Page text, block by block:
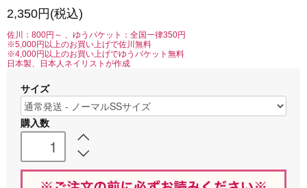
2,350円(税込)
佐川：800円～ 、ゆうパケット：全国一律350円
※5,000円以上のお買い上げで佐川無料
※4,000円以上のお買い上げでゆうパケット無料
日本製、日本人ネイリストが作成
サイズ
購入数